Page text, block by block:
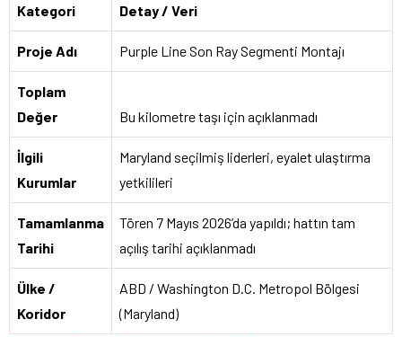
Kategori Detay / Veri
Proje Adı Purple Line Son Ray Segmenti Montajı
Toplam
Değer
Bu kilometre taşı için açıklanmadı
İlgili
Kurumlar
Maryland seçilmiş liderleri, eyalet ulaştırma
yetkilileri
Tamamlanma
Tarihi
Tören 7 Mayıs 2026’da yapıldı; hattın tam
açılış tarihi açıklanmadı
Ülke /
Koridor
ABD / Washington D.C. Metropol Bölgesi
(Maryland)